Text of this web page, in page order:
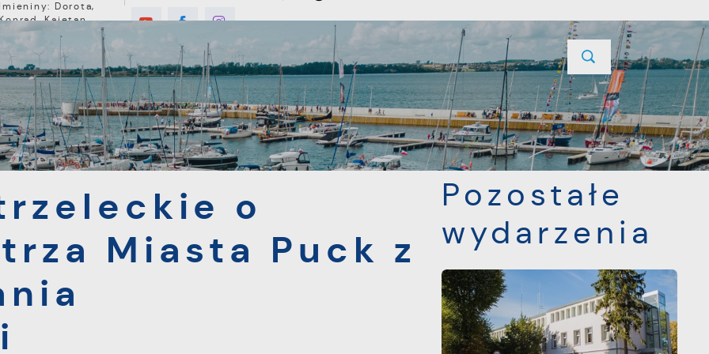
Imieniny: Dorota,
Kajetan
MIESZKANIEC TURYSTYKA INWESTYCJE PROJEKTY UNIJNE KONTAKT
o Puchar Burmistrza Miasta Puck z okazji Odzyskania Niepodległości POPRZEDNI NASTĘPNY
o
Miasta Puck z
Pozostałe
wydarzenia